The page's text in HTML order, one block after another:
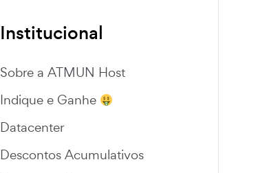
Institucional
Sobre a ATMUN Host
Indique e Ganhe
Datacenter
Descontos Acumulativos